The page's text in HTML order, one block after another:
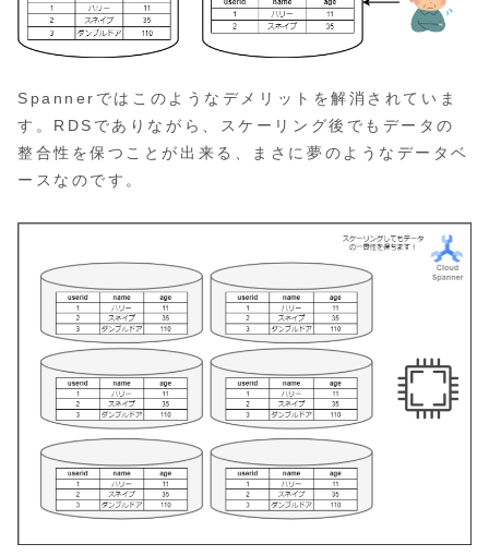
Spannerではこのようなデメリットを解消されていま
す。RDSでありながら、スケーリング後でもデータの
整合性を保つことが出来る、まさに夢のようなデータベ
ースなのです。